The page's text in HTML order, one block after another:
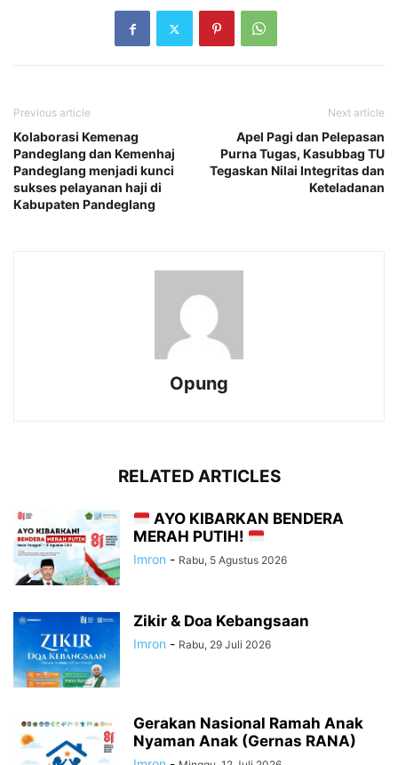
Previous article
Kolaborasi Kemenag
Pandeglang dan Kemenhaj
Pandeglang menjadi kunci
sukses pelayanan haji di
Kabupaten Pandeglang
Next article
Apel Pagi dan Pelepasan
Purna Tugas, Kasubbag TU
Tegaskan Nilai Integritas dan
Keteladanan
Opung
RELATED ARTICLES
AYO KIBARKAN BENDERA
MERAH PUTIH!
Imron - Rabu, 5 Agustus 2026
Zikir & Doa Kebangsaan
Imron - Rabu, 29 Juli 2026
Gerakan Nasional Ramah Anak
Nyaman Anak (Gernas RANA)